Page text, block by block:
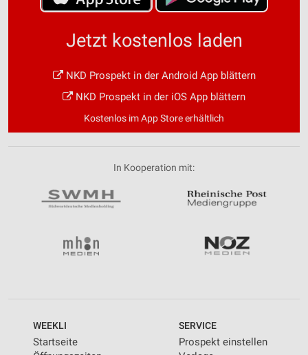
Jetzt kostenlos laden
NKD Prospekt in der Android App blättern
NKD Prospekt in der iOS App blättern
Kostenlos im App Store erhältlich
In Kooperation mit:
WEEKLI
Startseite
SERVICE
Prospekt einstellen